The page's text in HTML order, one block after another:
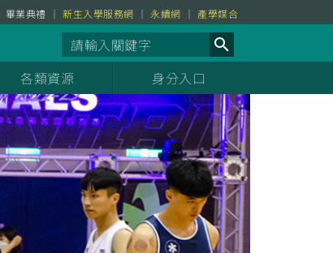
畢業典禮 新生入學服務網 永續網 產學媒合
各類資源 身分入口